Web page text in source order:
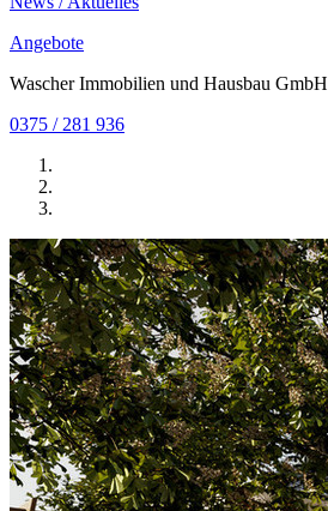
Angebote
Wascher Immobilien und Hausbau GmbH
0375 / 281 936